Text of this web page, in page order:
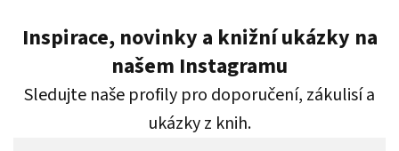
Inspirace, novinky a knižní ukázky na
našem Instagramu
Sledujte naše profily pro doporučení, zákulisí a
ukázky z knih.